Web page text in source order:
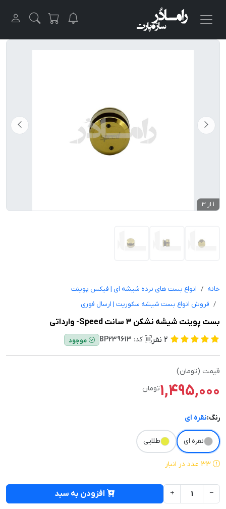
1 از 3
خانه
انواع بست های نرده شیشه ای | فیکس پوینت
فروش انواع بست شیشه سکوریت | ارسال فوری
بست پوینت شیشه نشکن 3 سانت Speed- وارداتی
2 نفر کد: BP239613 موجود
قیمت (تومان)
1,495,000تومان
رنگ:نقره ای
نقره ای طلایی
33 عدد در انبار
افزودن به سبد